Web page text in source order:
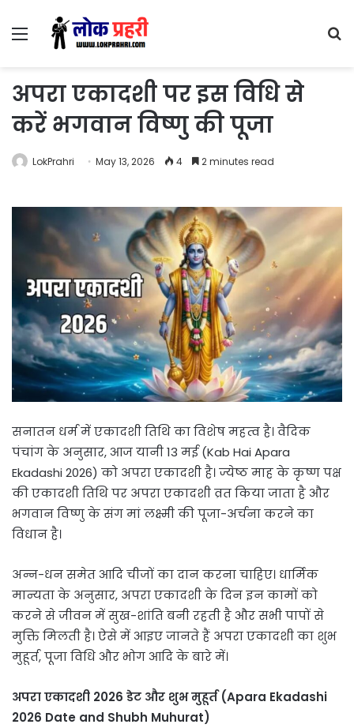
Menu
अपरा एकादशी पर इस विधि से
करें भगवान विष्णु की पूजा
LokPrahri May 13, 2026 4 2 minutes read
सनातन धर्म में एकादशी तिथि का विशेष महत्व है। वैदिक
पंचांग के अनुसार, आज यानी 13 मई (Kab Hai Apara
Ekadashi 2026) को अपरा एकादशी है। ज्येष्ठ माह के कृष्ण पक्ष
की एकादशी तिथि पर अपरा एकादशी व्रत किया जाता है और
भगवान विष्णु के संग मां लक्ष्मी की पूजा-अर्चना करने का
विधान है।
अन्न-धन समेत आदि चीजों का दान करना चाहिए। धार्मिक
मान्यता के अनुसार, अपरा एकादशी के दिन इन कामों को
करने से जीवन में सुख-शांति बनी रहती है और सभी पापों से
मुक्ति मिलती है। ऐसे में आइए जानते हैं अपरा एकादशी का शुभ
मुहूर्त, पूजा विधि और भोग आदि के बारे में।
अपरा एकादशी 2026 डेट और शुभ मुहूर्त (Apara Ekadashi
2026 Date and Shubh Muhurat)